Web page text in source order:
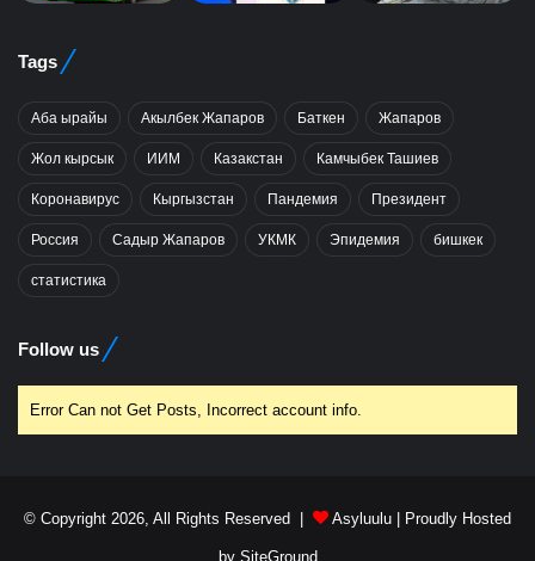
Tags
Аба ырайы Акылбек Жапаров Баткен Жапаров
Жол кырсык ИИМ Казакстан Камчыбек Ташиев
Коронавирус Кыргызстан Пандемия Президент
Россия Садыр Жапаров УКМК Эпидемия бишкек
статистика
Follow us
Error Can not Get Posts, Incorrect account info.
© Copyright 2026, All Rights Reserved | Asyluulu | Proudly Hosted
by SiteGround